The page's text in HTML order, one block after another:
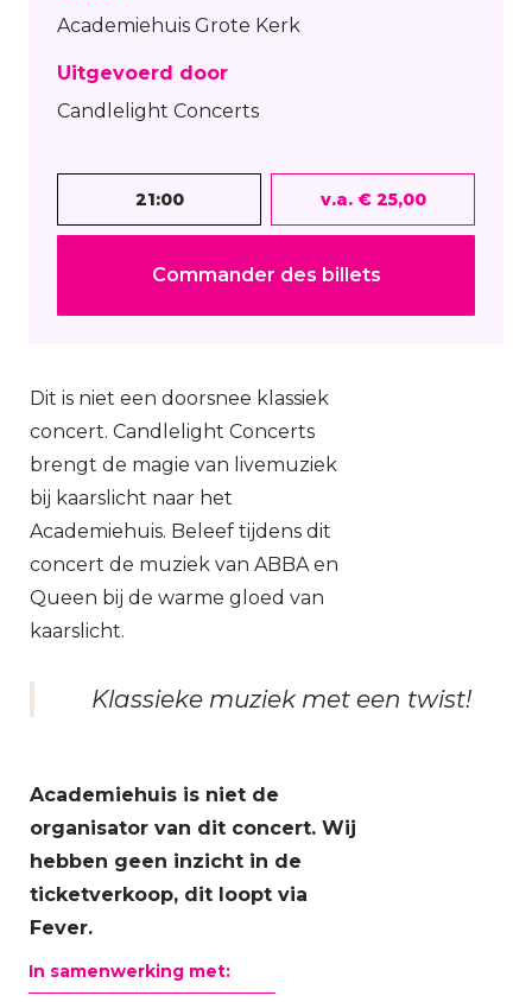
Academiehuis Grote Kerk
Uitgevoerd door
Candlelight Concerts
21:00 v.a. € 25,00
Commander des billets
Dit is niet een doorsnee klassiek
concert. Candlelight Concerts
brengt de magie van livemuziek
bij kaarslicht naar het
Academiehuis. Beleef tijdens dit
concert de muziek van ABBA en
Queen bij de warme gloed van
kaarslicht.
Klassieke muziek met een twist!
Academiehuis is niet de
organisator van dit concert. Wij
hebben geen inzicht in de
ticketverkoop, dit loopt via
Fever.
In samenwerking met: